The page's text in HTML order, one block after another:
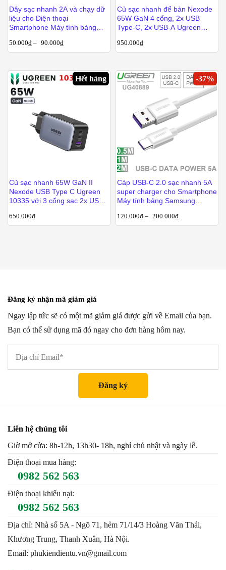
Dây sạc nhanh 2A và chạy dữ
liệu cho Điện thoại
Smartphone Máy tính bảng
50.000₫ – 90.000₫
Củ sạc nhanh để bàn Nexode
65W GaN 4 cổng, 2x USB
Type-C, 2x USB-A Ugreen
950.000₫
Hết hàng
Củ sạc nhanh 65W GaN II
Nexode USB Type C Ugreen
10335 với 3 cổng sạc 2x USB-
650.000₫
-37%
Cáp USB-C 2.0 sạc nhanh 5A
super charger cho Smartphone
Máy tính bảng Samsung
Ugreen
120.000₫ – 200.000₫
Đăng ký nhận mã giảm giá
Ngay lập tức sẽ có một mã giảm giá được gửi về Email của bạn.
Bạn có thể sử dụng mã đó ngay cho đơn hàng hôm nay.
Liên hệ chúng tôi
Giờ mở cửa: 8h-12h, 13h30- 18h, nghỉ chủ nhật và ngày lễ.
Điện thoại mua hàng:
0982 562 563
Điện thoại khiếu nại:
0982 562 563
Địa chỉ: Nhà số 5A - Ngõ 71, hẻm 71/14/3 Hoàng Văn Thái,
Khương Trung, Thanh Xuân, Hà Nội.
Email: phukiendientu.vn@gmail.com